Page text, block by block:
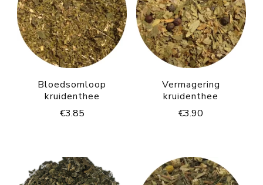
Bloedsomloop
kruidenthee
€3.85
Vermagering
kruidenthee
€3.90